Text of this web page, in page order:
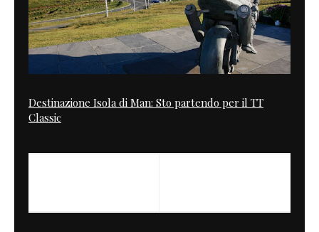
Destinazione Isola di Man: Sto partendo per il TT
Classic